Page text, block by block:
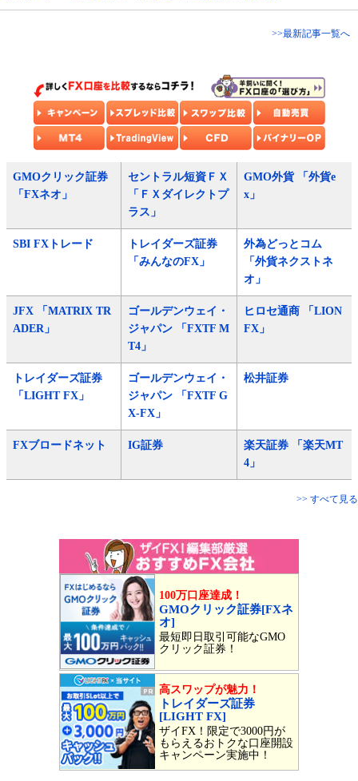
>>最新記事一覧へ
GMOクリック証券
「FXネオ」
セントラル短資ＦＸ
「ＦＸダイレクトプ
ラス」
GMO外貨 「外貨e
x」
SBI FXトレード
トレイダーズ証券
「みんなのFX」
外為どっとコム
「外貨ネクストネ
オ」
JFX 「MATRIX TR
ADER」
ゴールデンウェイ・
ジャパン 「FXTF M
T4」
ヒロセ通商 「LION
FX」
トレイダーズ証券
「LIGHT FX」
ゴールデンウェイ・
ジャパン 「FXTF G
X-FX」
松井証券
FXブロードネット IG証券
楽天証券 「楽天MT
4」
>> すべて見る
100万口座達成！
GMOクリック証券[FXネ
オ]
最短即日取引可能なGMO
クリック証券！
高スワップが魅力！
トレイダーズ証券
[LIGHT FX]
ザイFX！限定で3000円が
もらえるおトクな口座開設
キャンペーン実施中！